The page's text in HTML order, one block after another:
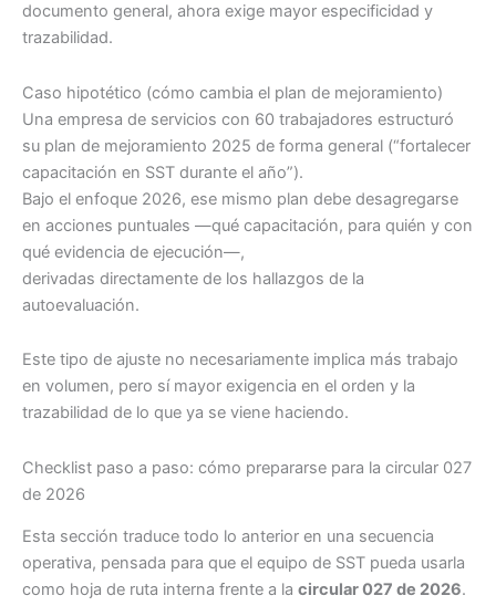
documento general, ahora exige mayor especificidad y
trazabilidad.
Caso hipotético (cómo cambia el plan de mejoramiento)
Una empresa de servicios con 60 trabajadores estructuró
su plan de mejoramiento 2025 de forma general (“fortalecer
capacitación en SST durante el año”).
Bajo el enfoque 2026, ese mismo plan debe desagregarse
en acciones puntuales —qué capacitación, para quién y con
qué evidencia de ejecución—,
derivadas directamente de los hallazgos de la
autoevaluación.
Este tipo de ajuste no necesariamente implica más trabajo
en volumen, pero sí mayor exigencia en el orden y la
trazabilidad de lo que ya se viene haciendo.
Checklist paso a paso: cómo prepararse para la circular 027
de 2026
Esta sección traduce todo lo anterior en una secuencia
operativa, pensada para que el equipo de SST pueda usarla
como hoja de ruta interna frente a la circular 027 de 2026.